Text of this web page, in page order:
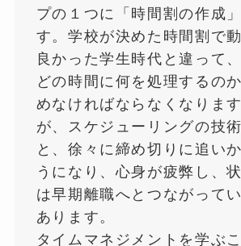
プの１つに「時間割の作成
す。学校が決めた時間割で
良かった学生時代と違って
どの時間に何を処理するの
めなければならなくなりま
が、スケジューリングの技
と、徐々に締め切りに追い
うになり、心身が疲弊し、
は早期離職へとつながって
あります。
タイムマネジメントを学ぶ